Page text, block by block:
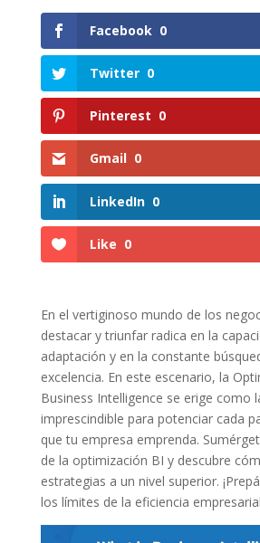
Facebook 0
Twitter 0
Pinterest 0
Gmail 0
LinkedIn 0
Like 0
En el vertiginoso mundo de los
destacar y triunfar‌ radica en ⁣la
adaptación y en la constante
excelencia. En este ⁣escenario, la
Business Intelligence se erige como⁣
imprescindible ⁣para potenciar cada
que tu​ empresa emprenda.
de la‍ optimización BI y descubre
estrategias a⁣ un nivel superior.
los límites de la ‌eficiencia